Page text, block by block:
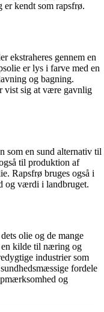
er kendt som rapsfrø.
ekstraheres gennem en
er lys i farve med en
og bagning.
vist sig at være gavnlig
som en sund alternativ til
til produktion af
Rapsfrø bruges også i
og værdi i landbruget.
olie og de mange
en kilde til næring og
industrier som
fordele
og